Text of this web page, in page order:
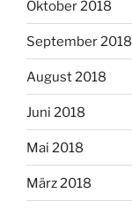
Oktober 2018
September 2018
August 2018
Juni 2018
Mai 2018
März 2018